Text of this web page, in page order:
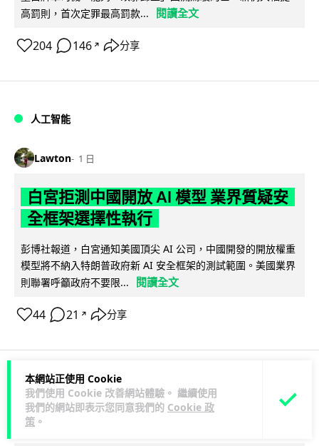
本網站正使用 Cookie
我們使用 Cookie 改善網站體驗。 繼續使用
我們的網站即表示您同意我們的 Cookie 政
策 。
高罰則，首次定罪最高罰款...
閱讀全文
204 146 ↗ 分享
人工智能
Lawton 1 日
白宮拒測中國開放 AI 模型 業界質疑安
全框架選擇性執行
彭博社報道，白宮通知美國頂尖 AI 公司，中國開發的開放權重
模型將不納入特朗普政府新 AI 安全框架的測試範圍。美國業界
則聯署呼籲政府不要限...
閱讀全文
44 21 ↗ 分享
人工智能
Vin